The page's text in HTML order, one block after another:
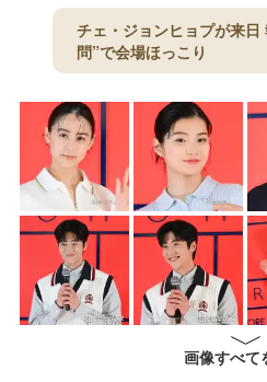
チェ・ジョンヒョプが来日
問”で会場ほっこり
画像すべて